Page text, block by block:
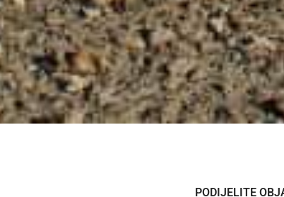
PODIJELITE